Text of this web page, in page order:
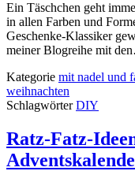
Ein Täschchen geht
in allen Farben und
Geschenke-Klassiker
meiner Blogreihe mit
Kategorie mit nadel und
weihnachten
SchlagwörterDIY
Ratz-Fatz-